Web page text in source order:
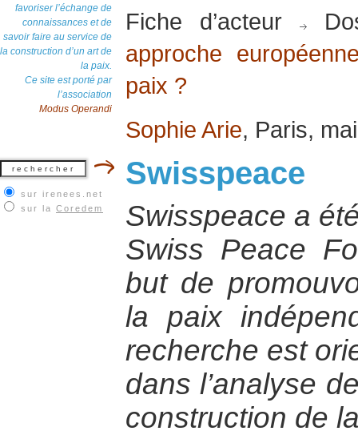
favoriser l’échange de
connaissances et de
savoir faire au service de
la construction d’un art de
la paix.
Ce site est porté par
l’association
Modus Operandi
sur irenees.net
sur la Coredem
Fiche d’acteur
approche
paix ?
Sophie Arie, Paris,
Swisspeace
Swisspeace a
Swiss Peace
but de
la paix
recherche est
dans l’analyse
construction de